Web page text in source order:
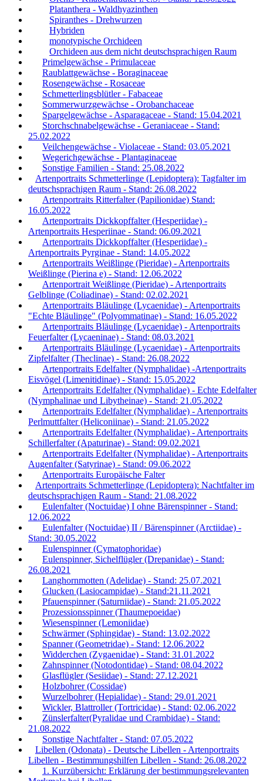
Platanthera - Waldhyazinthen
Spiranthes - Drehwurzen
Hybriden
monotypische Orchideen
Orchideen aus dem nicht deutschsprachigen Raum
Primelgewächse - Primulaceae
Raublattgewächse - Boraginaceae
Rosengewächse - Rosaceae
Schmetterlingsblütler - Fabaceae
Sommerwurzgewächse - Orobanchaceae
Spargelgewächse - Asparagaceae - Stand: 15.04.2021
Storchschnabelgewächse - Geraniaceae - Stand:
25.02.2022
Veilchengewächse - Violaceae - Stand: 03.05.2021
Wegerichgewächse - Plantaginaceae
Sonstige Familien - Stand: 25.08.2022
Artenportraits Schmetterlinge (Lepidoptera): Tagfalter im
deutschsprachigen Raum - Stand: 26.08.2022
Artenportraits Ritterfalter (Papilionidae) Stand:
16.05.2022
Artenportraits Dickkopffalter (Hesperiidae) -
Artenportraits Hesperiinae - Stand: 06.09.2021
Artenportraits Dickkopffalter (Hesperiidae) -
Artenportraits Pyrginae - Stand: 14.05.2022
Artenportraits Weißlinge (Pieridae) - Artenportraits
Weißlinge (Pierina e) - Stand: 12.06.2022
Artenportrait Weißlinge (Pieridae) - Artenportraits
Gelblinge (Coliadinae) - Stand: 02.02.2021
Artenportraits Bläulinge (Lycaenidae) - Artenportraits
"Echte Bläulinge" (Polyommatinae) - Stand: 16.05.2022
Artenportraits Bläulinge (Lycaenidae) - Artenportraits
Feuerfalter (Lycaeninae) - Stand: 08.03.2021
Artenportraits Bläulinge (Lycaenidae) - Artenportraits
Zipfelfalter (Theclinae) - Stand: 26.08.2022
Artenportraits Edelfalter (Nymphalidae) -Artenportraits
Eisvögel (Limenitidinae) - Stand: 15.05.2022
Artenportraits Edelfalter (Nymphalidae) - Echte Edelfalter
(Nymphalinae und Libytheinae) - Stand: 21.05.2022
Artenportraits Edelfalter (Nymphalidae) - Artenportraits
Perlmuttfalter (Heliconiinae) - Stand: 21.05.2022
Artenportraits Edelfalter (Nymphalidae) - Artenportraits
Schillerfalter (Apaturinae) - Stand: 09.02.2021
Artenportraits Edelfalter (Nymphalidae) - Artenportraits
Augenfalter (Satyrinae) - Stand: 09.06.2022
Artenportraits Europäische Falter
Artenportraits Schmetterlinge (Lepidoptera): Nachtfalter im
deutschsprachigen Raum - Stand: 21.08.2022
Eulenfalter (Noctuidae) I ohne Bärenspinner - Stand:
12.06.2022
Eulenfalter (Noctuidae) II / Bärenspinner (Arctiidae) -
Stand: 30.05.2022
Eulenspinner (Cymatophoridae)
Eulenspinner, Sichelflügler (Drepanidae) - Stand:
26.08.2021
Langhornmotten (Adelidae) - Stand: 25.07.2021
Glucken (Lasiocampidae) - Stand:21.11.2021
Pfauenspinner (Saturniidae) - Stand: 21.05.2022
Prozessionsspinner (Thaumepoeidae)
Wiesenspinner (Lemoniidae)
Schwärmer (Sphingidae) - Stand: 13.02.2022
Spanner (Geometridae) - Stand: 12.06.2022
Widderchen (Zygaenidae) - Stand: 31.01.2022
Zahnspinner (Notodontidae) - Stand: 08.04.2022
Glasflügler (Sesiidae) - Stand: 27.12.2021
Holzbohrer (Cossidae)
Wurzelbohrer (Hepialidae) - Stand: 29.01.2021
Wickler, Blattroller (Tortricidae) - Stand: 02.06.2022
Zünslerfalter(Pyralidae und Crambidae) - Stand:
21.08.2022
Sonstige Nachtfalter - Stand: 07.05.2022
Libellen (Odonata) - Deutsche Libellen - Artenportraits
Libellen - Bestimmungshilfen Libellen - Stand: 26.08.2022
1. Kurzübersicht: Erklärung der bestimmungsrelevanten